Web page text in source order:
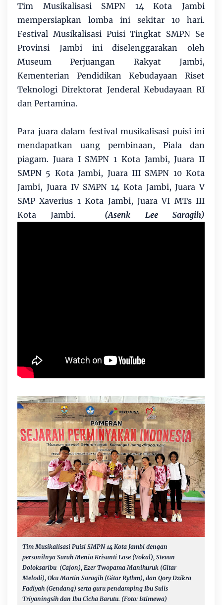
Tim Musikalisasi SMPN 14 Kota Jambi
mempersiapkan lomba ini sekitar 10 hari.
Festival Musikalisasi Puisi Tingkat SMPN Se
Provinsi Jambi ini diselenggarakan oleh
Museum Perjuangan Rakyat Jambi,
Kementerian Pendidikan Kebudayaan Riset
Teknologi Direktorat Jenderal Kebudayaan RI
dan Pertamina.
Para juara dalam festival musikalisasi puisi ini
mendapatkan uang pembinaan, Piala dan
piagam. Juara I SMPN 1 Kota Jambi, Juara II
SMPN 5 Kota Jambi, Juara III SMPN 10 Kota
Jambi, Juara IV SMPN 14 Kota Jambi, Juara V
SMP Xaverius 1 Kota Jambi, Juara VI MTs III
Kota Jambi.
(Asenk Lee Saragih)
Tim Musikalisasi Puisi SMPN 14 Kota Jambi dengan
personilnya Sarah Menia Krisanti Lase (Vokal), Stevan
Doloksaribu (Cajon), Ezer Twopama Manihuruk (Gitar
Melodi), Oku Martin Saragih (Gitar Rythm), dan Qory Dzikra
Fadiyah (Gendang) serta guru pendamping Ibu Sulis
Triyaningsih dan Ibu Cicha Barutu. (Foto: Istimewa)